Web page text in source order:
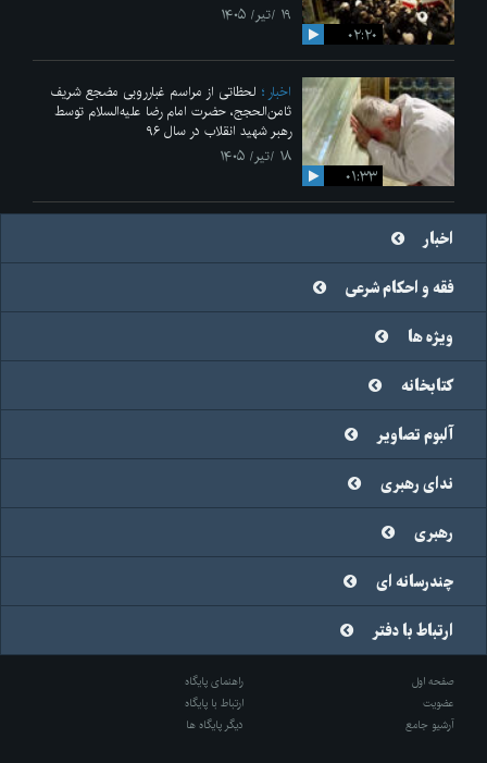
۰۲:۲۰
۱۹ /تیر/ ۱۴۰۵
۰۱:۳۳
اخبار
لحظاتی از مراسم غبارروبی مضجع شریف
ثامن‌الحجج، حضرت امام رضا علیه‌السلام توسط
رهبر شهید انقلاب در سال ۹۶
۱۸ /تیر/ ۱۴۰۵
اخبار
فقه و احکام شرعی
ویژه ها
کتابخانه
آلبوم تصاویر
ندای رهبری
رهبری
چندرسانه ای
ارتباط با دفتر
صفحه اول
راهنمای پایگاه
عضویت
ارتباط با پایگاه
آرشیو جامع
دیگر پایگاه ها